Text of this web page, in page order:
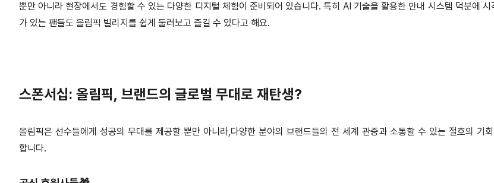
뿐만 아니라 현장에서도 경험할 수 있는 다양한 디지털 체험이 준비되어 있습니다. 특히 AI 기술을 활용한 안내 시스템 덕분에 시
가 있는 팬들도 올림픽 빌리지를 쉽게 둘러보고 즐길 수 있다고 해요.
스폰서십: 올림픽, 브랜드의 글로벌 무대로 재탄생?
올림픽은 선수들에게 성공의 무대를 제공할 뿐만 아니라,다양한 분야의 브랜드들의 전 세계 관중과 소통할 수 있는 절호의 기
합니다.